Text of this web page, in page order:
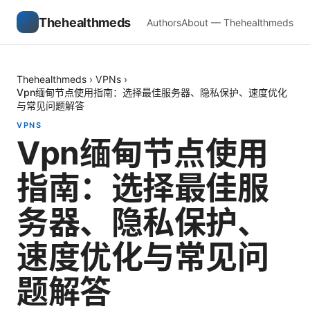
Thehealthmeds AuthorsAbout — Thehealthmeds
Thehealthmeds › VPNs ›
Vpn缅甸节点使用指南：选择最佳服务器、隐私保护、速度优化
与常见问题解答
VPNS
Vpn缅甸节点使用
指南：选择最佳服
务器、隐私保护、
速度优化与常见问
题解答